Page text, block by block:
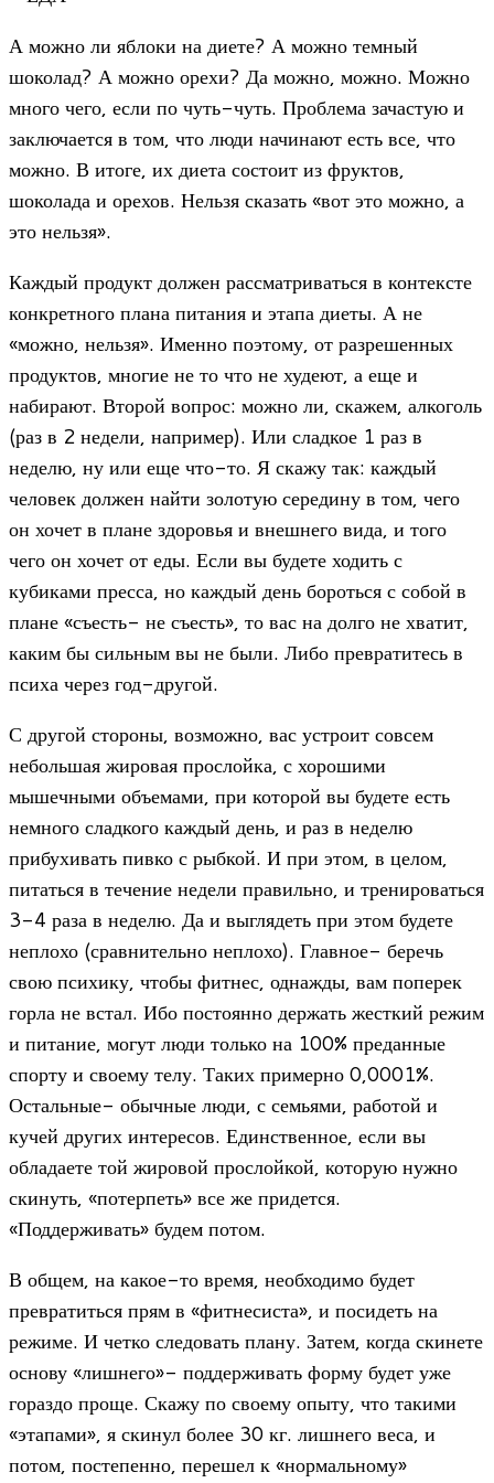
А можно ли яблоки на диете? А можно темный
шоколад? А можно орехи? Да можно, можно. Можно
много чего, если по чуть-чуть. Проблема зачастую и
заключается в том, что люди начинают есть все, что
можно. В итоге, их диета состоит из фруктов,
шоколада и орехов. Нельзя сказать «вот это можно, а
это нельзя».
Каждый продукт должен рассматриваться в контексте
конкретного плана питания и этапа диеты. А не
«можно, нельзя». Именно поэтому, от разрешенных
продуктов, многие не то что не худеют, а еще и
набирают. Второй вопрос: можно ли, скажем, алкоголь
(раз в 2 недели, например). Или сладкое 1 раз в
неделю, ну или еще что-то. Я скажу так: каждый
человек должен найти золотую середину в том, чего
он хочет в плане здоровья и внешнего вида, и того
чего он хочет от еды. Если вы будете ходить с
кубиками пресса, но каждый день бороться с собой в
плане «съесть- не съесть», то вас на долго не хватит,
каким бы сильным вы не были. Либо превратитесь в
психа через год-другой.
С другой стороны, возможно, вас устроит совсем
небольшая жировая прослойка, с хорошими
мышечными объемами, при которой вы будете есть
немного сладкого каждый день, и раз в неделю
прибухивать пивко с рыбкой. И при этом, в целом,
питаться в течение недели правильно, и тренироваться
3-4 раза в неделю. Да и выглядеть при этом будете
неплохо (сравнительно неплохо). Главное- беречь
свою психику, чтобы фитнес, однажды, вам поперек
горла не встал. Ибо постоянно держать жесткий режим
и питание, могут люди только на 100% преданные
спорту и своему телу. Таких примерно 0,0001%.
Остальные- обычные люди, с семьями, работой и
кучей других интересов. Единственное, если вы
обладаете той жировой прослойкой, которую нужно
скинуть, «потерпеть» все же придется.
«Поддерживать» будем потом.
В общем, на какое-то время, необходимо будет
превратиться прям в «фитнесиста», и посидеть на
режиме. И четко следовать плану. Затем, когда скинете
основу «лишнего»- поддерживать форму будет уже
гораздо проще. Скажу по своему опыту, что такими
«этапами», я скинул более 30 кг. лишнего веса, и
потом, постепенно, перешел к «нормальному»